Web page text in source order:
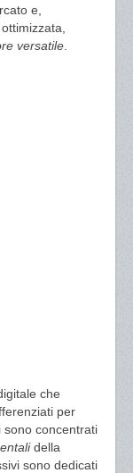
e,
versatile
che
per
sono concentrati
della
sono dedicati